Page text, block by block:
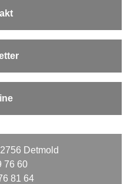
Detmold
76 60
81 64